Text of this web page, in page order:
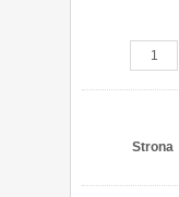
Strona